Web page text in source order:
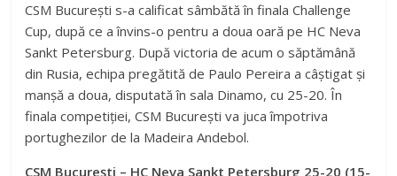
CSM București s-a calificat sâmbătă în finala Challenge
Cup, după ce a învins-o pentru a doua oară pe HC Neva
Sankt Petersburg. După victoria de acum o săptămână
din Rusia, echipa pregătită de Paulo Pereira a câștigat și
manșă a doua, disputată în sala Dinamo, cu 25-20. În
finala competiției, CSM București va juca împotriva
portughezilor de la Madeira Andebol.
CSM București – HC Neva Sankt Petersburg 25-20 (15-